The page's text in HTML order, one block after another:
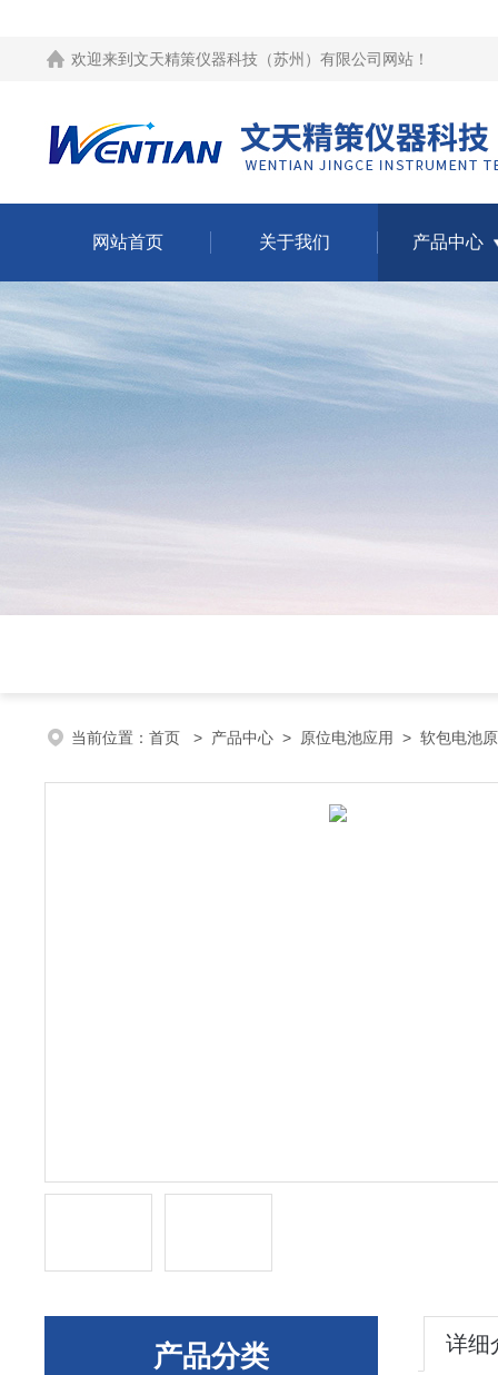
欢迎来到 文天精策仪器科技（苏州）有限公司网站 ！
网站首页 关于我们 产品中心
当前位置： 首页 > 产品中心 > 原位电池应用 > 软包电池
产品分类 详细